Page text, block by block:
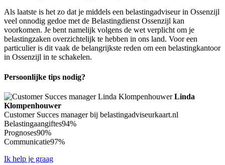
Als laatste is het zo dat je middels een belastingadviseur in Ossenzijl
veel onnodig gedoe met de Belastingdienst Ossenzijl kan
voorkomen. Je bent namelijk volgens de wet verplicht om je
belastingzaken overzichtelijk te hebben in ons land. Voor een
particulier is dit vaak de belangrijkste reden om een belastingkantoor
in Ossenzijl in te schakelen.
Persoonlijke tips nodig?
Linda
Klompenhouwer
Customer Succes manager bij belastingadviseurkaart.nl
Belastingaangiftes94%
Prognoses90%
Communicatie97%
Ik help je graag